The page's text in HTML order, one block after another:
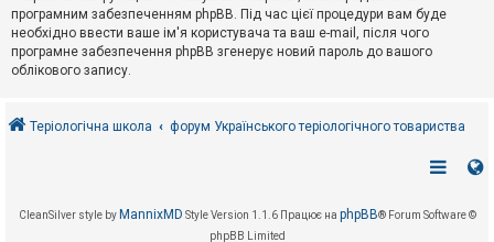
програмним забезпеченням phpBB. Під час цієї процедури вам буде
необхідно ввести ваше ім'я користувача та ваш e-mail, після чого
програмне забезпечення phpBB згенерує новий пароль до вашого
облікового запису.
Теріологічна школа форум Українського теріологічного товариства
CleanSilver style by MannixMD Style Version 1.1.6 Працює на phpBB® Forum Software ©
phpBB Limited